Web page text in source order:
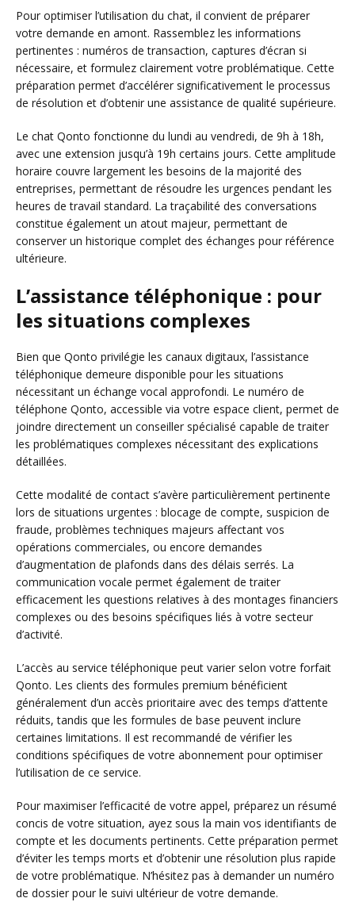
Pour optimiser l’utilisation du chat, il convient de préparer
votre demande en amont. Rassemblez les informations
pertinentes : numéros de transaction, captures d’écran si
nécessaire, et formulez clairement votre problématique. Cette
préparation permet d’accélérer significativement le processus
de résolution et d’obtenir une assistance de qualité supérieure.
Le chat Qonto fonctionne du lundi au vendredi, de 9h à 18h,
avec une extension jusqu’à 19h certains jours. Cette amplitude
horaire couvre largement les besoins de la majorité des
entreprises, permettant de résoudre les urgences pendant les
heures de travail standard. La traçabilité des conversations
constitue également un atout majeur, permettant de
conserver un historique complet des échanges pour référence
ultérieure.
L’assistance téléphonique : pour
les situations complexes
Bien que Qonto privilégie les canaux digitaux, l’assistance
téléphonique demeure disponible pour les situations
nécessitant un échange vocal approfondi. Le numéro de
téléphone Qonto, accessible via votre espace client, permet de
joindre directement un conseiller spécialisé capable de traiter
les problématiques complexes nécessitant des explications
détaillées.
Cette modalité de contact s’avère particulièrement pertinente
lors de situations urgentes : blocage de compte, suspicion de
fraude, problèmes techniques majeurs affectant vos
opérations commerciales, ou encore demandes
d’augmentation de plafonds dans des délais serrés. La
communication vocale permet également de traiter
efficacement les questions relatives à des montages financiers
complexes ou des besoins spécifiques liés à votre secteur
d’activité.
L’accès au service téléphonique peut varier selon votre forfait
Qonto. Les clients des formules premium bénéficient
généralement d’un accès prioritaire avec des temps d’attente
réduits, tandis que les formules de base peuvent inclure
certaines limitations. Il est recommandé de vérifier les
conditions spécifiques de votre abonnement pour optimiser
l’utilisation de ce service.
Pour maximiser l’efficacité de votre appel, préparez un résumé
concis de votre situation, ayez sous la main vos identifiants de
compte et les documents pertinents. Cette préparation permet
d’éviter les temps morts et d’obtenir une résolution plus rapide
de votre problématique. N’hésitez pas à demander un numéro
de dossier pour le suivi ultérieur de votre demande.